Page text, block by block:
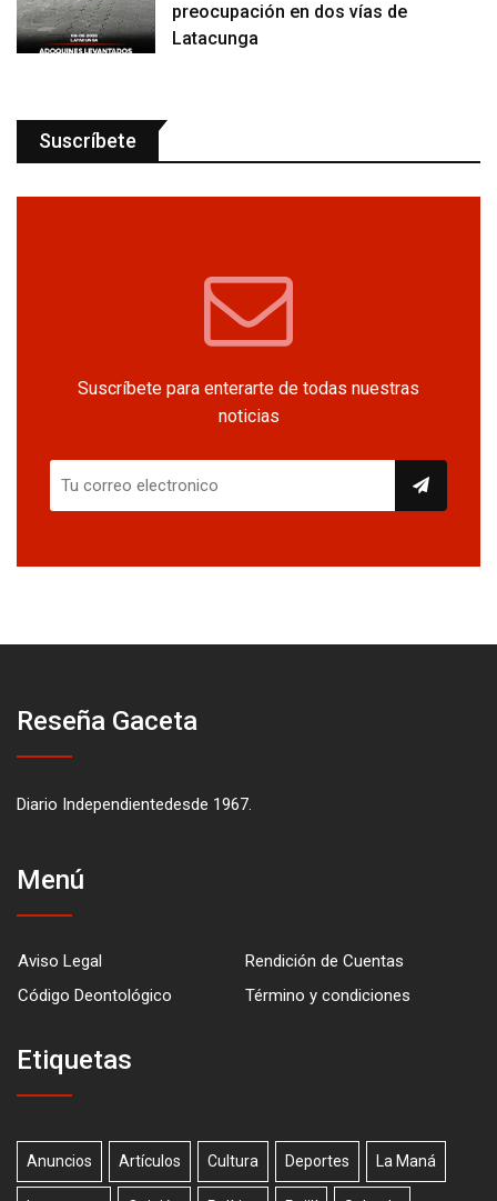
preocupación en dos vías de
Latacunga
Suscríbete
Suscríbete para enterarte de todas nuestras
noticias
Reseña Gaceta
Diario Independientedesde 1967.
Menú
Aviso Legal
Rendición de Cuentas
Código Deontológico
Término y condiciones
Etiquetas
Anuncios Artículos Cultura Deportes La Maná